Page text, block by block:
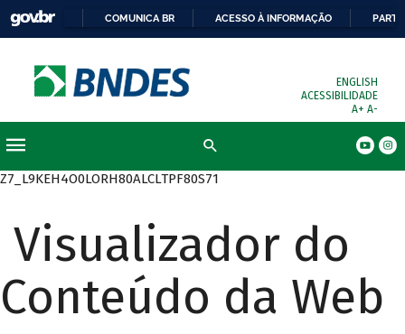
COMUNICA BR ACESSO À INFORMAÇÃO
ENGLISH
ACESSIBILIDADE
A+ A-
Z7_L9KEH4O0LORH80ALCLTPF80S71
Visualizador do
Conteúdo da Web